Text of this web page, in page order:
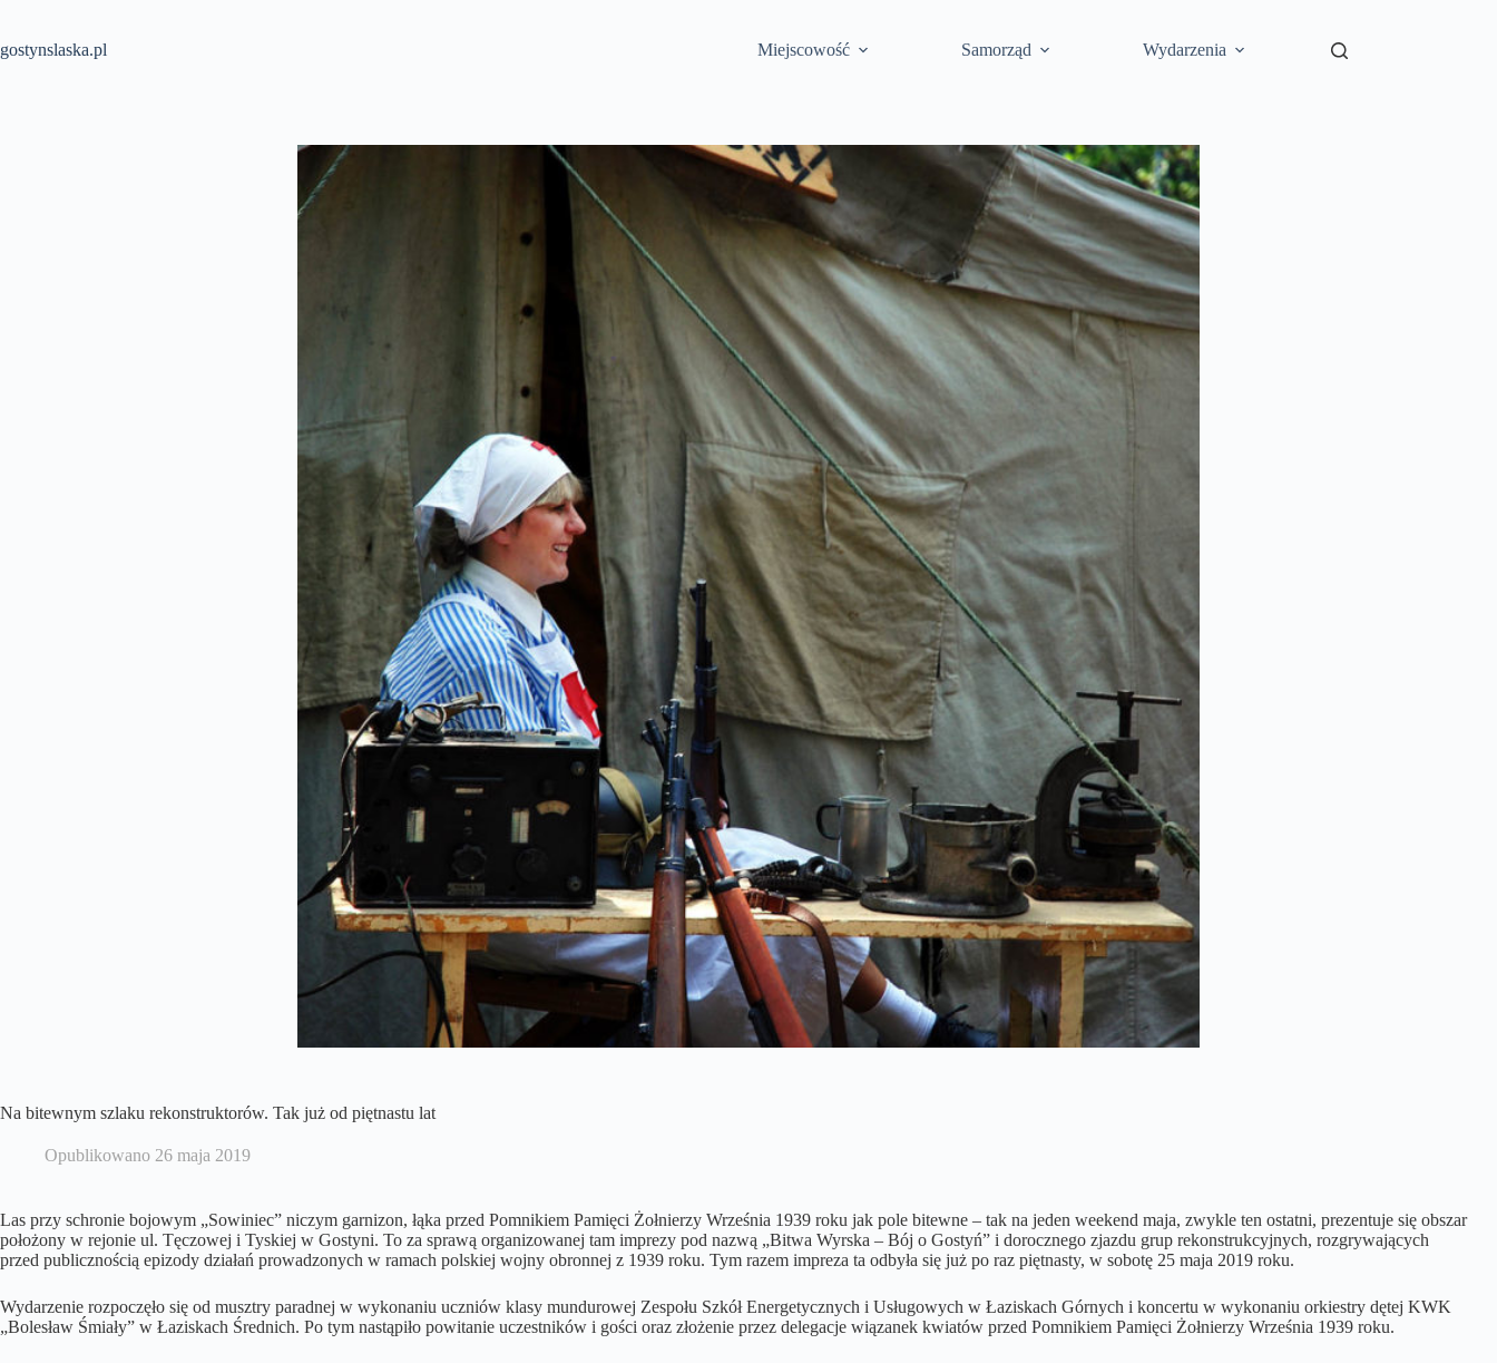
treści
gostynslaska.pl Miejscowość Samorząd Wydarzenia
Na bitewnym szlaku rekonstruktorów. Tak już od piętnastu lat
Opublikowano 26 maja 2019
Las przy schronie bojowym „Sowiniec” niczym garnizon, łąka przed Pomnikiem Pamięci Żołnierzy Września 1939 roku jak pole bitewne – tak na jeden weekend maja, zwykle ten ostatni, prezentuje się obszar
położony w rejonie ul. Tęczowej i Tyskiej w Gostyni. To za sprawą organizowanej tam imprezy pod nazwą „Bitwa Wyrska – Bój o Gostyń” i dorocznego zjazdu grup rekonstrukcyjnych, rozgrywających
przed publicznością epizody działań prowadzonych w ramach polskiej wojny obronnej z 1939 roku. Tym razem impreza ta odbyła się już po raz piętnasty, w sobotę 25 maja 2019 roku.
Wydarzenie rozpoczęło się od musztry paradnej w wykonaniu uczniów klasy mundurowej Zespołu Szkół Energetycznych i Usługowych w Łaziskach Górnych i koncertu w wykonaniu orkiestry dętej KWK
„Bolesław Śmiały” w Łaziskach Średnich. Po tym nastąpiło powitanie uczestników i gości oraz złożenie przez delegacje wiązanek kwiatów przed Pomnikiem Pamięci Żołnierzy Września 1939 roku.